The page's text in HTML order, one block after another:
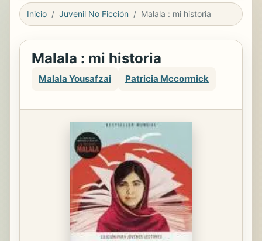
Inicio Juvenil No Ficción Malala : mi historia
Malala : mi historia
Malala Yousafzai Patricia Mccormick